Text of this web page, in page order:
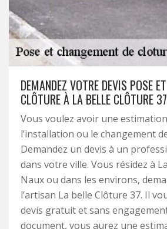
DEMANDEZ VOTRE DEVIS POSE
CLÔTURE À LA BELLE CLÔTURE 37
Vous voulez avoir une
l’installation ou le changement
Demandez un devis à un
dans votre ville. Vous résidez à
Naux ou dans les environs,
l’artisan La belle Clôture 37. Il
devis gratuit et sans
document, vous aurez une